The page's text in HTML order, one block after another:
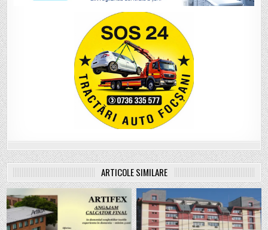
ARTICOLE SIMILARE